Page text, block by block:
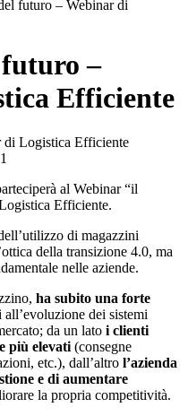
futuro – Webinar di
–
Efficiente
al Webinar “il
Efficiente.
di magazzini
della transizione 4.0, ma
nelle aziende.
ha subito una forte
all’evoluzione dei sistemi
da un lato i clienti
più elevati (consegne
etc.), dall’altro l’azienda
e di aumentare
la propria competitività.